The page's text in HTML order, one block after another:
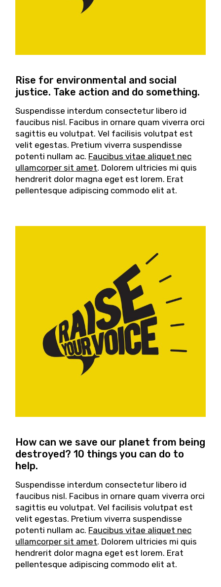
Rise for environmental and social
justice. Take action and do something.
Suspendisse interdum consectetur libero id
faucibus nisl. Facibus in ornare quam viverra orci
sagittis eu volutpat. Vel facilisis volutpat est
velit egestas. Pretium viverra suspendisse
potenti nullam ac. Faucibus vitae aliquet nec
ullamcorper sit amet. Dolorem ultricies mi quis
hendrerit dolor magna eget est lorem. Erat
pellentesque adipiscing commodo elit at.
How can we save our planet from being
destroyed? 10 things you can do to
help.
Suspendisse interdum consectetur libero id
faucibus nisl. Facibus in ornare quam viverra orci
sagittis eu volutpat. Vel facilisis volutpat est
velit egestas. Pretium viverra suspendisse
potenti nullam ac. Faucibus vitae aliquet nec
ullamcorper sit amet. Dolorem ultricies mi quis
hendrerit dolor magna eget est lorem. Erat
pellentesque adipiscing commodo elit at.